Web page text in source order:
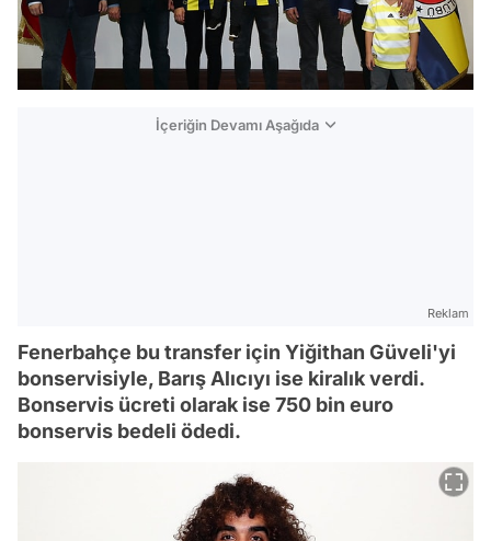
İçeriğin Devamı Aşağıda
Reklam
Fenerbahçe bu transfer için Yiğithan Güveli'yi
bonservisiyle, Barış Alıcıyı ise kiralık verdi.
Bonservis ücreti olarak ise 750 bin euro
bonservis bedeli ödedi.